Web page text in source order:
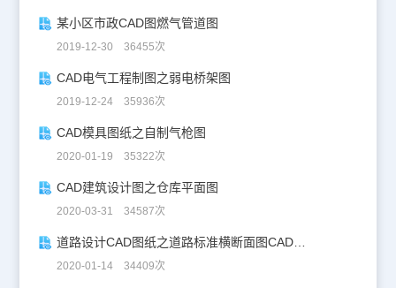
某小区市政CAD图燃气管道图
2019-12-30 36455次
CAD电气工程制图之弱电桥架图
2019-12-24 35936次
CAD模具图纸之自制气枪图
2020-01-19 35322次
CAD建筑设计图之仓库平面图
2020-03-31 34587次
道路设计CAD图纸之道路标准横断面图CAD图纸
2020-01-14 34409次